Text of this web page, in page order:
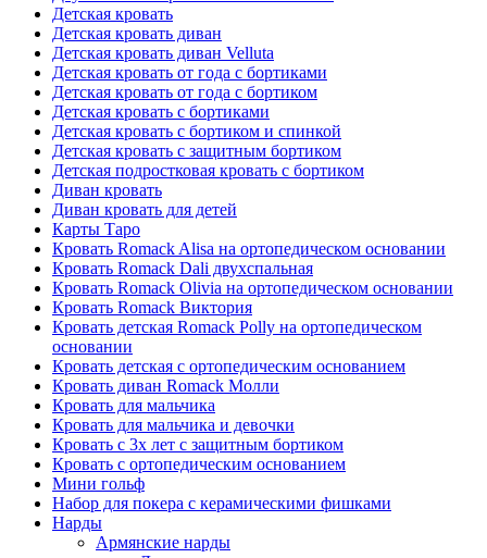
Детская кровать
Детская кровать диван
Детская кровать диван Velluta
Детская кровать от года с бортиками
Детская кровать от года с бортиком
Детская кровать с бортиками
Детская кровать с бортиком и спинкой
Детская кровать с защитным бортиком
Детская подростковая кровать с бортиком
Диван кровать
Диван кровать для детей
Карты Таро
Кровать Romack Alisa на ортопедическом основании
Кровать Romack Dali двухспальная
Кровать Romack Olivia на ортопедическом основании
Кровать Romack Виктория
Кровать детская Romack Polly на ортопедическом
основании
Кровать детская с ортопедическим основанием
Кровать диван Romack Молли
Кровать для мальчика
Кровать для мальчика и девочки
Кровать с 3х лет с защитным бортиком
Кровать с ортопедическим основанием
Мини гольф
Набор для покера с керамическими фишками
Нарды
Армянские нарды